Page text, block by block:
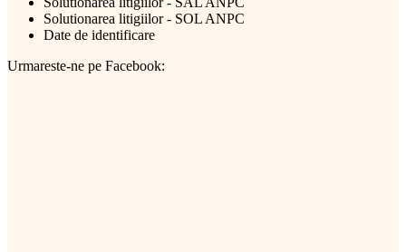
Solutionarea litigiilor - SOL ANPC
Date de identificare
Urmareste-ne pe Facebook: